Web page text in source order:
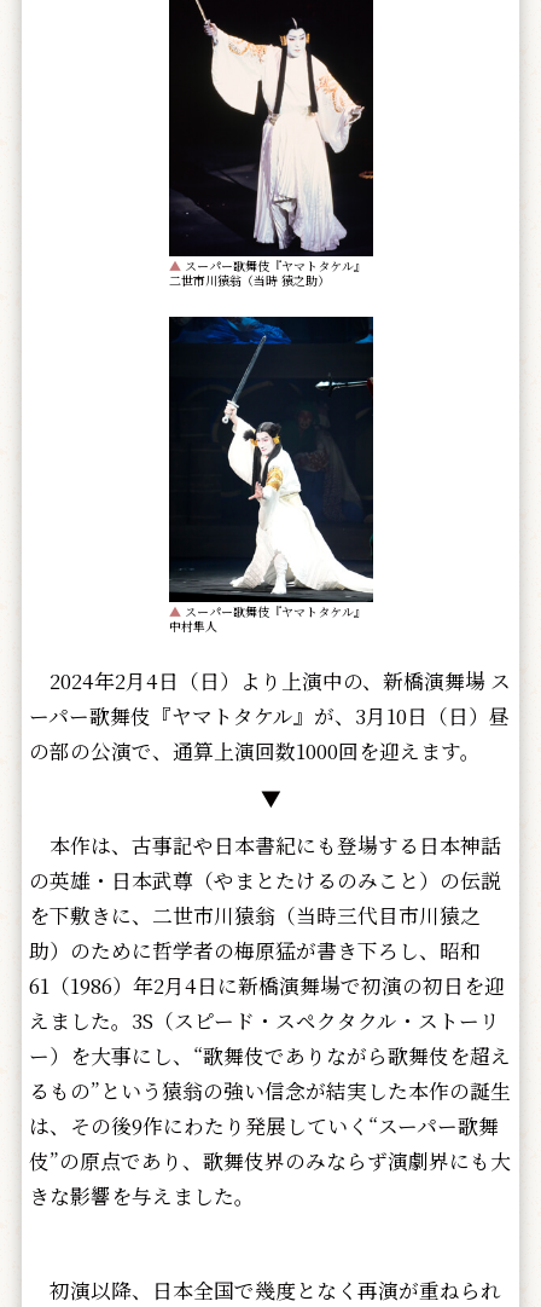
▲ スーパー歌舞伎『ヤマトタケル』
二世市川猿翁（当時 猿之助）
▲スーパー歌舞伎『ヤマトタケル』
中村隼人
2024年2月4日（日）より上演中の、新橋演舞場 ス
ーパー歌舞伎『ヤマトタケル』が、3月10日（日）昼
の部の公演で、通算上演回数1000回を迎えます。
▼
本作は、古事記や日本書紀にも登場する日本神話
の英雄・日本武尊（やまとたけるのみこと）の伝説
を下敷きに、二世市川猿翁（当時三代目市川猿之
助）のために哲学者の梅原猛が書き下ろし、昭和
61（1986）年2月4日に新橋演舞場で初演の初日を迎
えました。3S（スピード・スペクタクル・ストーリ
ー）を大事にし、“歌舞伎でありながら歌舞伎を超え
るもの”という猿翁の強い信念が結実した本作の誕生
は、その後9作にわたり発展していく“スーパー歌舞
伎”の原点であり、歌舞伎界のみならず演劇界にも大
きな影響を与えました。
初演以降、日本全国で幾度となく再演が重ねられ